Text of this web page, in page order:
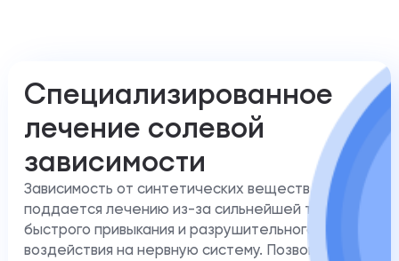
Специализированное
лечение солевой
зависимости
Зависимость от синтетических веществ сложнее
поддается лечению из-за сильнейшей тяги,
быстрого привыкания и разрушительного
воздействия на нервную систему. Позвоните нам,